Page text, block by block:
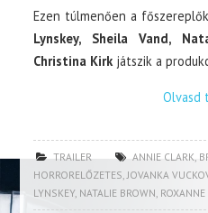
Ezen túlmenően a
Lynskey, Sheila Vand,
Christina Kirk játszik a
Olvasd
TRAILER ANNIE CLARK,
HORRORELŐZETES,JOVANKA
LYNSKEY, NATALIE BROWN,